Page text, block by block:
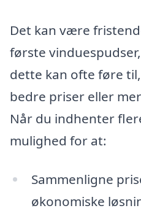
Det kan være
første
dette kan ofte føre
bedre priser eller
Når du indhenter
mulighed for at:
Sammenligne
økonomiske